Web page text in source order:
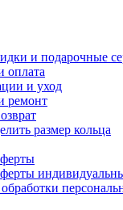
и подарочные
оплата
и уход
ремонт
размер кольца